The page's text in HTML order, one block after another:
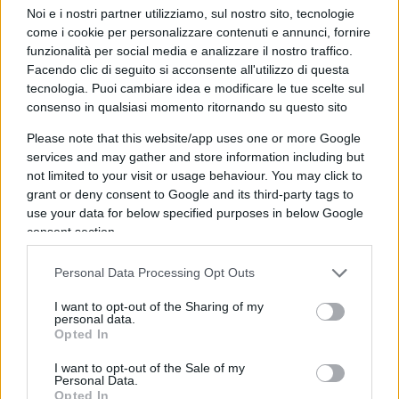
Noi e i nostri partner utilizziamo, sul nostro sito, tecnologie
come i cookie per personalizzare contenuti e annunci, fornire
funzionalità per social media e analizzare il nostro traffico.
Facendo clic di seguito si acconsente all'utilizzo di questa
tecnologia. Puoi cambiare idea e modificare le tue scelte sul
consenso in qualsiasi momento ritornando su questo sito
Please note that this website/app uses one or more Google
services and may gather and store information including but
not limited to your visit or usage behaviour. You may click to
grant or deny consent to Google and its third-party tags to
use your data for below specified purposes in below Google
consent section.
Personal Data Processing Opt Outs
I want to opt-out of the Sharing of my
personal data.
Opted In
I want to opt-out of the Sale of my
Personal Data.
Opted In
timidamente proposto il cambio del nome.
Purtroppo, o per fortuna, lo stesso tenore di
così spinta, li abbiamo letti negli editoriali dei
fogli “liberali” progressisti,liberale globalisti, dal
Financial TimesaLe Monde, dalGuardianalNew
York Times. In cui davvero, se uno non conoscesse
la storia, sembrerebbe che il Muro fu edificato da
regimi nazionalisti. Un pericolo, quello
negli ultimi anni e che minaccerebbe le “grandi
conquiste” del 1989. Da qui l’idea, su cui sta
lavorando da mesi laOpen Society
di Soros, di
drammatizzare un nuovo divario ovest-est. Ecco